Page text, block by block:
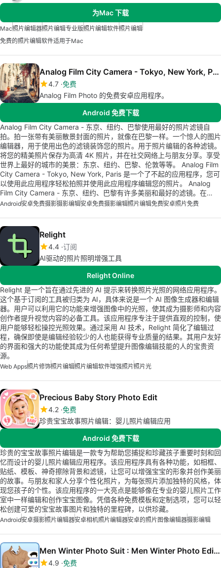
为Mac 下载
Mac照片编辑器照片编辑专业版照片编辑软件照片编辑
免费的照片编辑软件适用于Mac
Analog Film City Camera - Tokyo, New York, Paris
4.7 免费
Analog Film Photo 的免费安卓应用程序。
Android 免费下载
Analog Film City Camera - 东京、纽约、巴黎使用最好的照片滤镜自
拍。拍一张带有美丽散景封面的照片，就像在巴黎一样。一个惊人的图片
编辑器，用于使用出色的滤镜装饰您的照片。用于照片编辑的各种滤镜。
将您的精美照片保存为高清 4K 照片，并在社交网络上与朋友分享。享受
世界上最好的城市的美景：东京、纽约、巴黎、伦敦等等。 Analog Film
City Camera - Tokyo, New York, Paris 是一个了不起的应用程序，您可
以使用此应用程序轻松拍照并使用此应用程序编辑您的照片。 Analog
Film City Camera - 东京、纽约、巴黎有许多美丽和最好的滤镜。在…
Android安卓免费摄影摄影编辑安卓免费摄影编辑照片编辑免费安卓照片免费
Relight
4.4 订阅
AI驱动的照片照明增强工具
Relight Online
Relight 是一个旨在通过先进的 AI 提示来转换照片光照的网络应用程序。
这个基于订阅的工具被归类为 AI，具体来说是一个 AI 图像生成器和编辑
器。用户可以利用它的功能来增强图像中的光照，使其成为摄影师和内容
创作者提升视觉内容的必备工具。该应用程序专注于提供直观的控制，使
用户能够轻松操控光照效果。通过采用 AI 技术，Relight 简化了编辑过
程，确保即使是编辑经验较少的人也能获得专业质量的结果。其用户友好
的界面和强大的功能使其成为任何希望提升图像编辑技能的人的宝贵资
源。
Web Apps照片修饰照片编辑照片编辑软件增强照片照片光
Precious Baby Story Photo Edit
4.2 免费
珍贵宝宝故事照片编辑：婴儿照片编辑应用
Android 免费下载
珍贵的宝宝故事照片编辑是一款专为帮助您捕捉和珍藏孩子重要时刻和回
忆而设计的婴儿照片编辑应用程序。该应用程序具有各种功能，如相框、
贴纸、模板、神奇擦除背景和滤镜，让您可以增强宝宝的形象并创作美丽
的故事。与朋友和家人分享个性化照片，为每张照片添加独特的风格，体
现您孩子的个性。该应用程序的一大亮点是能够像在专业的婴儿照片工作
室中一样编辑和创作宝宝图像。凭借各种免费模板和定制选项，您可以轻
松创建可爱的宝宝故事图片和独特的里程碑，以供珍藏。
Android安卓摄影照片编辑器安卓相机照片编辑器安卓的照片图像编辑器摄影编辑
Men Winter Photo Suit : Men Winter Photo Editor
4.9 免费